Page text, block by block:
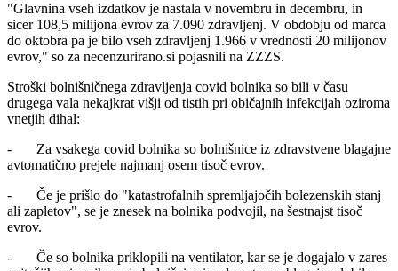
"Glavnina vseh izdatkov je nastala v novembru in decembru, in
sicer 108,5 milijona evrov za 7.090 zdravljenj. V obdobju od marca
do oktobra pa je bilo vseh zdravljenj 1.966 v vrednosti 20 milijonov
evrov," so za necenzurirano.si pojasnili na ZZZS.
Stroški bolnišničnega zdravljenja covid bolnika so bili v času
drugega vala nekajkrat višji od tistih pri običajnih infekcijah oziroma
vnetjih dihal:
- Za vsakega covid bolnika so bolnišnice iz zdravstvene blagajne
avtomatično prejele najmanj osem tisoč evrov.
- Če je prišlo do "katastrofalnih spremljajočih bolezenskih stanj
ali zapletov", se je znesek na bolnika podvojil, na šestnajst tisoč
evrov.
- Če so bolnika priklopili na ventilator, kar se je dogajalo v zares